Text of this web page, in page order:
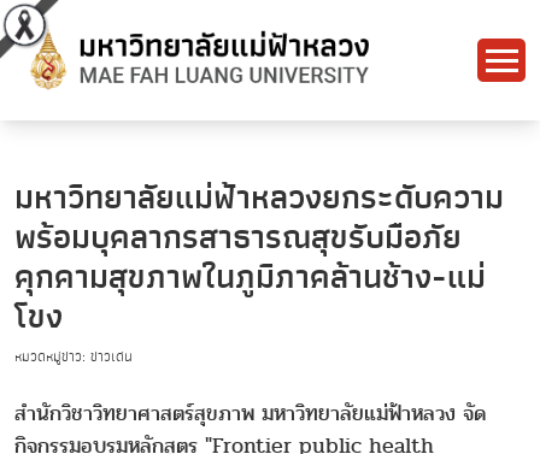
มหาวิทยาลัยแม่ฟ้าหลวงยกระดับความ
พร้อมบุคลากรสาธารณสุขรับมือภัย
คุกคามสุขภาพในภูมิภาคล้านช้าง-แม่
โขง
หมวดหมู่ข่าว: ข่าวเด่น
สำนักวิชาวิทยาศาสตร์สุขภาพ มหาวิทยาลัยแม่ฟ้าหลวง จัด
กิจกรรมอบรมหลักสูตร "Frontier public health